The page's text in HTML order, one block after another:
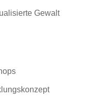
Gewalt